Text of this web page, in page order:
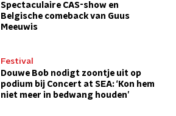
Spectaculaire CAS-show en
Belgische comeback van Guus
Meeuwis
Festival
Douwe Bob nodigt zoontje uit op
podium bij Concert at SEA: ‘Kon hem
niet meer in bedwang houden’